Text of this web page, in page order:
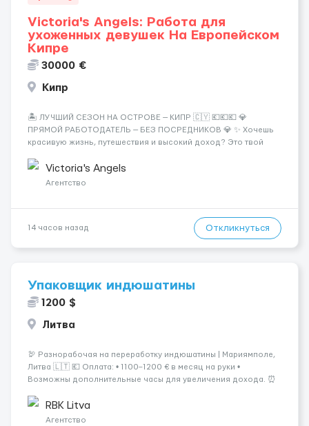
Victoria's Angels: Работа для
ухоженных девушек На Европейском
Кипре
30000 €
Кипр
🏝️ ЛУЧШИЙ СЕЗОН НА ОСТРОВЕ — КИПР 🇨🇾 💶💶💶 💎
ПРЯМОЙ РАБОТОДАТЕЛЬ — БЕЗ ПОСРЕДНИКОВ 💎 ✨ Хочешь
красивую жизнь, путешествия и высокий доход? Это твой
Опытная команда с годами практики — Стабильный поток
клиентов (без ...
Victoria's Angels
Агентство
14 часов назад Откликнуться
Упаковщик индюшатины
1200 $
Литва
🦃 Разнорабочая на переработку индюшатины | Мариямполе,
Литва 🇱🇹 💶 Оплата: • 1100–1200 € в месяц на руки •
Возможны дополнительные часы для увеличения дохода. ⏰
с 06:00 (иногда с 07:00...
RBK Litva
Агентство